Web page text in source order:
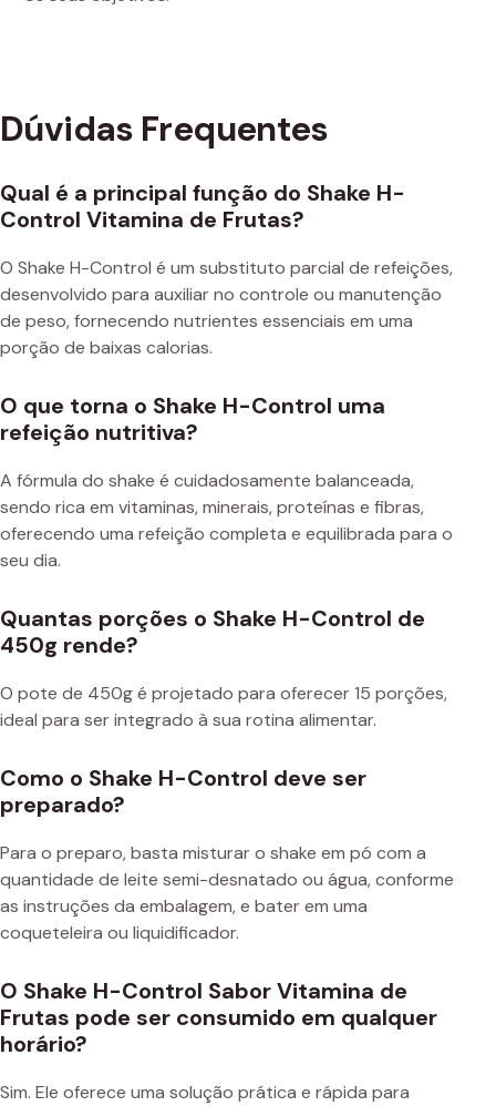
Dúvidas Frequentes
Qual é a principal função do Shake H-
Control Vitamina de Frutas?
O Shake H-Control é um substituto parcial de refeições,
desenvolvido para auxiliar no controle ou manutenção
de peso, fornecendo nutrientes essenciais em uma
porção de baixas calorias.
O que torna o Shake H-Control uma
refeição nutritiva?
A fórmula do shake é cuidadosamente balanceada,
sendo rica em vitaminas, minerais, proteínas e fibras,
oferecendo uma refeição completa e equilibrada para o
seu dia.
Quantas porções o Shake H-Control de
450g rende?
O pote de 450g é projetado para oferecer 15 porções,
ideal para ser integrado à sua rotina alimentar.
Como o Shake H-Control deve ser
preparado?
Para o preparo, basta misturar o shake em pó com a
quantidade de leite semi-desnatado ou água, conforme
as instruções da embalagem, e bater em uma
coqueteleira ou liquidificador.
O Shake H-Control Sabor Vitamina de
Frutas pode ser consumido em qualquer
horário?
Sim. Ele oferece uma solução prática e rápida para